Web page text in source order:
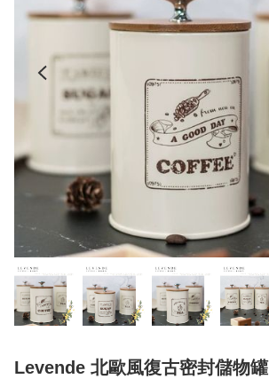
Levende 北歐風復古密封儲物罐